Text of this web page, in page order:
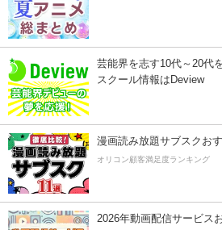
芸能界を志す10代～20代
スクール情報はDeview
漫画読み放題サブスクお
オリコン顧客満足度ランキング
2026年動画配信サービス